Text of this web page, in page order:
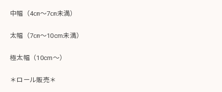
中幅（4㎝～7㎝未満）
太幅（7㎝～10cm未満）
極太幅（10cm～）
＊ロール販売＊